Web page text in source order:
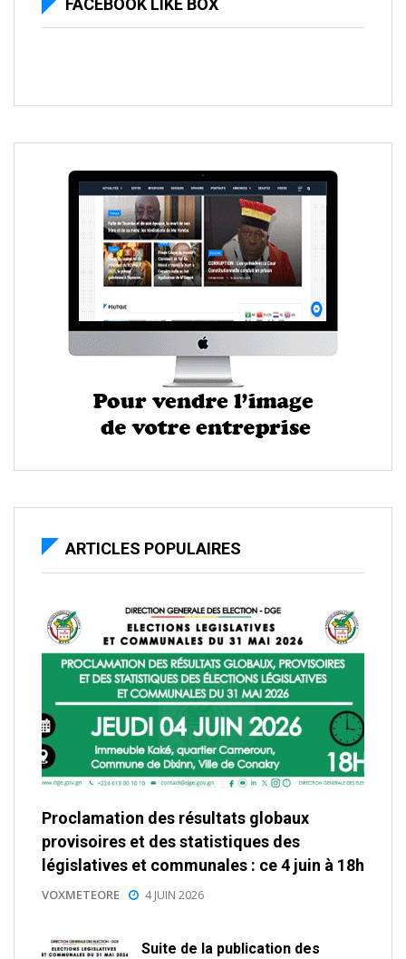
FACEBOOK LIKE BOX
ARTICLES POPULAIRES
Proclamation des résultats globaux
provisoires et des statistiques des
législatives et communales : ce 4 juin à 18h
VOXMETEORE 4 JUIN 2026
Suite de la publication des